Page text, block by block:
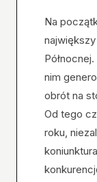
Na
nim
obrót na
Od tego
roku,